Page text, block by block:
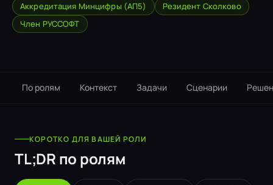
Аккредитация Минцифры (АП5)
Резидент Сколково
Член РУССОФТ
По ролям Контекст Задачи Сценарии
КОРОТКО ДЛЯ ВАШЕЙ РОЛИ
TL;DR по ролям